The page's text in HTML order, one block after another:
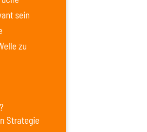
sein
zu
Strategie